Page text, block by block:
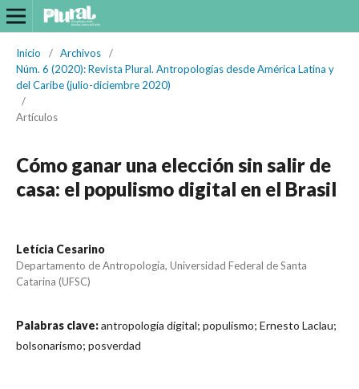
Inicio / Archivos
/
Núm. 6 (2020): Revista Plural. Antropologías desde América Latina y
del Caribe (julio-diciembre 2020)
/
Artículos
Cómo ganar una elección sin salir de
casa: el populismo digital en el Brasil
Letícia Cesarino
Departamento de Antropología, Universidad Federal de Santa
Catarina (UFSC)
Palabras clave:antropología digital; populismo; Ernesto Laclau;
bolsonarismo; posverdad